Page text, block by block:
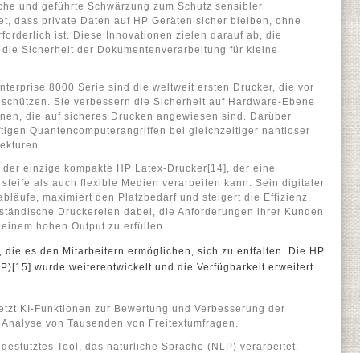
und geführte Schwärzung zum Schutz sensibler
dass private Daten auf HP Geräten sicher bleiben, ohne
ist. Diese Innovationen zielen darauf ab, die
Sicherheit der Dokumentenverarbeitung für kleine
8000 Serie sind die weltweit ersten Drucker, die vor
Sie verbessern die Sicherheit auf Hardware-Ebene
die auf sicheres Drucken angewiesen sind. Darüber
Quantencomputerangriffen bei gleichzeitiger nahtloser
einzige kompakte HP Latex-Drucker[14], der eine
als auch flexible Medien verarbeiten kann. Sein digitaler
maximiert den Platzbedarf und steigert die Effizienz.
Druckereien dabei, die Anforderungen ihrer Kunden
hohen Output zu erfüllen.
es den Mitarbeitern ermöglichen, sich zu entfalten. Die HP
wurde weiterentwickelt und die Verfügbarkeit erweitert.
KI-Funktionen zur Bewertung und Verbesserung der
von Tausenden von Freitextumfragen.
Tool, das natürliche Sprache (NLP) verarbeitet.